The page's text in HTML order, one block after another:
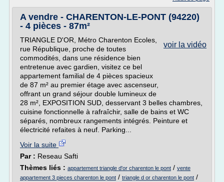
A vendre - CHARENTON-LE-PONT (94220)
- 4 pièces - 87m²
voir la vidéo
TRIANGLE D'OR, Métro Charenton Ecoles,
rue République, proche de toutes
commodités, dans une résidence bien
entretenue avec gardien, visitez ce bel
appartement familial de 4 pièces spacieux
de 87 m² au premier étage avec ascenseur,
offrant un grand séjour double lumineux de
28 m², EXPOSITION SUD, desservant 3 belles chambres,
cuisine fonctionnelle à rafraîchir, salle de bains et WC
séparés, nombreux rangements intégrés. Peinture et
électricité refaites à neuf. Parking...
Voir la suite
Par : Reseau Safti
Thèmes liés : appartement triangle d'or charenton le pont / vente
appartement 3 pieces charenton le pont / triangle d or charenton le pont /